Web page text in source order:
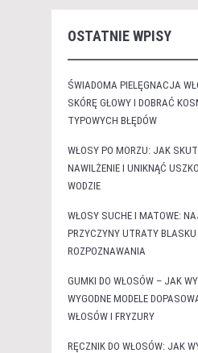
OSTATNIE WPISY
ŚWIADOMA PIELĘGNACJA
SKÓRĘ GŁOWY I DOBRAĆ
TYPOWYCH BŁĘDÓW
WŁOSY PO MORZU: JAK
NAWILŻENIE I UNIKNĄĆ
WODZIE
WŁOSY SUCHE I MATOWE:
PRZYCZYNY UTRATY
ROZPOZNAWANIA
GUMKI DO WŁOSÓW – JAK
WYGODNE MODELE
WŁOSÓW I FRYZURY
RĘCZNIK DO WŁOSÓW: JAK